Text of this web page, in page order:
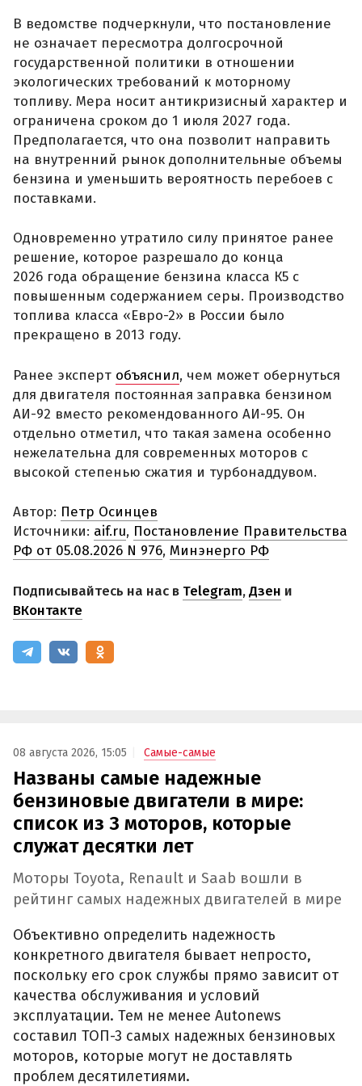
В ведомстве подчеркнули, что постановление
не означает пересмотра долгосрочной
государственной политики в отношении
экологических требований к моторному
топливу. Мера носит антикризисный характер и
ограничена сроком до 1 июля 2027 года.
Предполагается, что она позволит направить
на внутренний рынок дополнительные объемы
бензина и уменьшить вероятность перебоев с
поставками.
Одновременно утратило силу принятое ранее
решение, которое разрешало до конца
2026 года обращение бензина класса К5 с
повышенным содержанием серы. Производство
топлива класса «Евро-2» в России было
прекращено в 2013 году.
Ранее эксперт объяснил, чем может обернуться
для двигателя постоянная заправка бензином
АИ-92 вместо рекомендованного АИ-95. Он
отдельно отметил, что такая замена особенно
нежелательна для современных моторов с
высокой степенью сжатия и турбонаддувом.
Автор: Петр Осинцев
Источники: aif.ru, Постановление Правительства
РФ от 05.08.2026 N 976, Минэнерго РФ
Подписывайтесь на нас в Telegram,Дзен и
ВКонтакте
08 августа 2026, 15:05 Самые-самые
Названы самые надежные
бензиновые двигатели в мире:
список из 3 моторов, которые
служат десятки лет
Моторы Toyota, Renault и Saab вошли в
рейтинг самых надежных двигателей в мире
Объективно определить надежность
конкретного двигателя бывает непросто,
поскольку его срок службы прямо зависит от
качества обслуживания и условий
эксплуатации. Тем не менее Autonews
составил ТОП-3 самых надежных бензиновых
моторов, которые могут не доставлять
проблем десятилетиями.